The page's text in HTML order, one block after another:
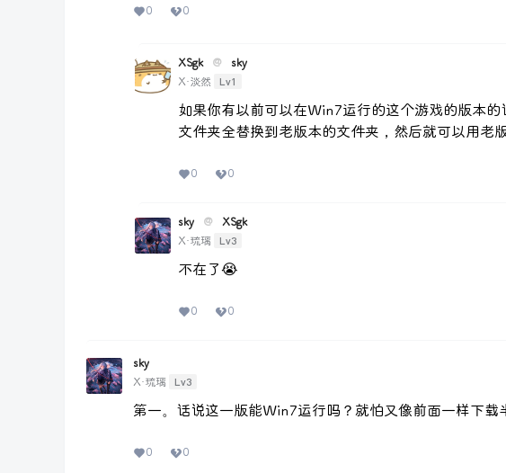
0 0
XSgk @
sky
X·淡然
Lv1
如果你有以前可以在Win7运行的这个游戏的版本
文件夹全替换到老版本的文件夹，然后就可以用老
0 0
sky @
XSgk
X·琉璃
Lv3
不在了😭
0 0
sky
X·琉璃
Lv3
第一。话说这一版能Win7运行吗？就怕又像前面一样下载
0 0